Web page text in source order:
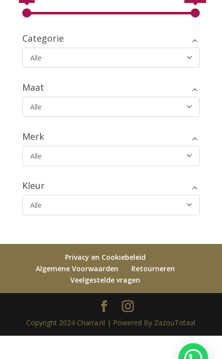
Categorie
Alle
Maat
Alle
Merk
Alle
Kleur
Alle
Privacy en Cookiebeleid
Algemene Voorwaarden
Retourneren
Veelgestelde vragen
Copyright 2024 Charra.nl | Powered By ZazouTotaal